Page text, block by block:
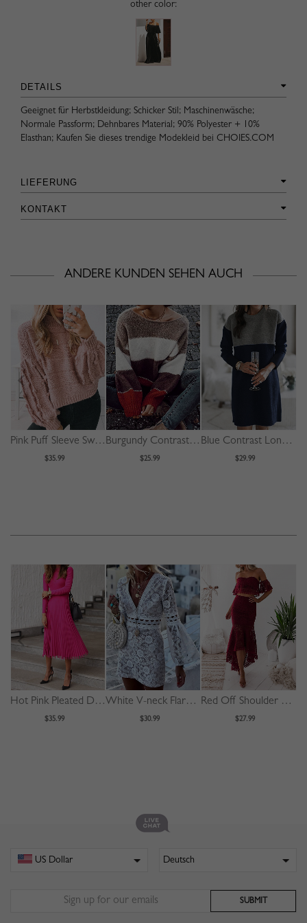
other color:
DETAILS
Geeignet für Herbstkleidung; Schicker Stil; Maschinenwäsche;
Normale Passform; Dehnbares Material; 90% Polyester + 10%
Elasthan; Kaufen Sie dieses trendige Modekleid bei CHOIES.COM
LIEFERUNG
KONTAKT
ANDERE KUNDEN SEHEN AUCH
Pink Puff Sleeve Sweater
$35.99
Burgundy Contrast Long Sleeve Sweater
$25.99
Blue Contrast Long Sleeve Mini Dress
$29.99
Hot Pink Pleated Detail Long Sleeve Midi Dress
$35.99
White V-neck Flare Sleeve Lace Mini Dress
$30.99
Red Off Shoulder Fishtail Hem Lace Bodycon Dress
$27.99